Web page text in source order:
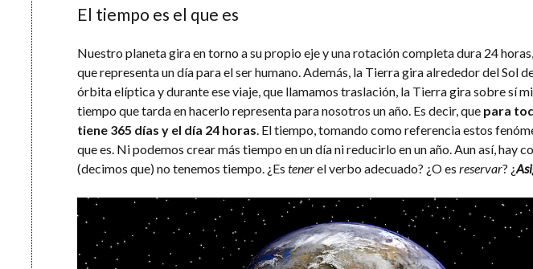
El tiempo es el que es
Nuestro planeta gira en torno a su propio eje y una rotación completa dura 24
que representa un día para el ser humano. Además, la Tierra gira alrededor del Sol
órbita elíptica y durante ese viaje, que llamamos traslación, la Tierra gira sobre sí
tiempo que tarda en hacerlo representa para nosotros un año. Es decir, que para
tiene 365 días y el día 24 horas . El tiempo, tomando como referencia estos
que es. Ni podemos crear más tiempo en un día ni reducirlo en un año. Aun así, hay
(decimos que) no tenemos tiempo. ¿Es tenerel verbo adecuado? ¿O es reservar? ¿